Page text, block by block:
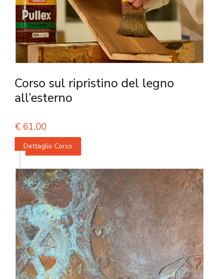
Corso sul ripristino del legno
all’esterno
€ 61,00
Dettaglio Corso